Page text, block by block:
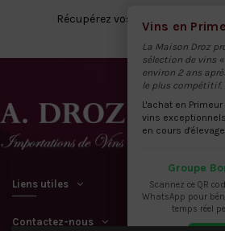
Récupérez vos vins directement
Liens utiles
Contactez-nous
Vins en
La Maison Droz
sélection de vins
environ 2 ans
le plus compétitif.
L'achat en
vins
en cours d'élevage.
Groupe
Scannez ce QR
WhatsApp pour
temps réel